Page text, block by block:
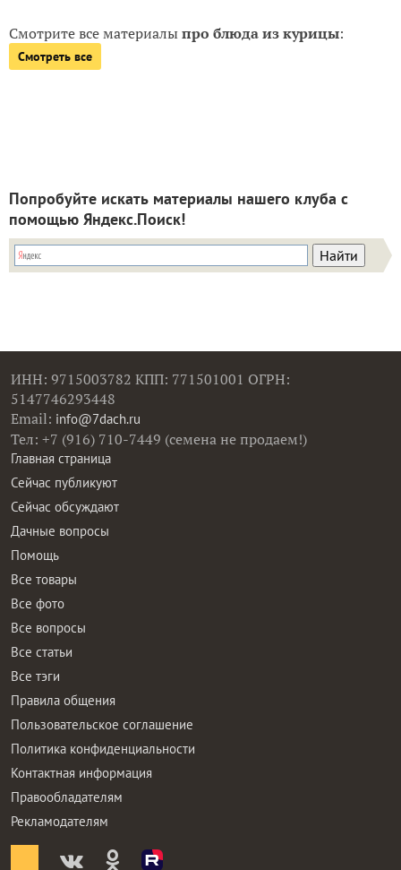
Смотрите все материалыпро блюда из курицы:
Смотреть все
Попробуйте искать материалы нашего клуба с
помощью Яндекс.Поиск!
ИНН: 9715003782 КПП: 771501001 ОГРН:
5147746293448
Email: info@7dach.ru
Тел: +7 (916) 710-7449 (семена не продаем!)
Главная страница
Сейчас публикуют
Сейчас обсуждают
Дачные вопросы
Помощь
Все товары
Все фото
Все вопросы
Все статьи
Все тэги
Правила общения
Пользовательское соглашение
Политика конфиденциальности
Контактная информация
Правообладателям
Рекламодателям